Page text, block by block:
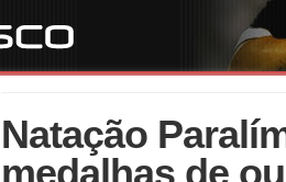
Natação
medalhas de